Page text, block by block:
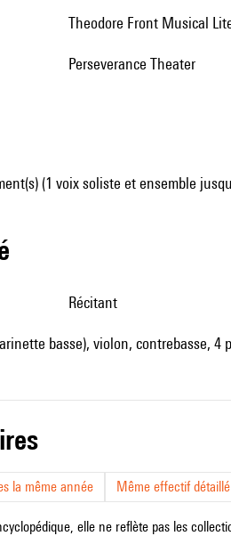
Theodore Front Musical
Perseverance Theater
(1 voix soliste et ensemble
récitant
basse), violon, contrebasse, 4
la même année Même effectif détaillé
elle ne reflète pas les